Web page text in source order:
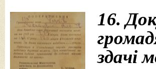
16.
здачі